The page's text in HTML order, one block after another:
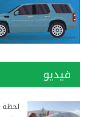
فيديو
لحظة